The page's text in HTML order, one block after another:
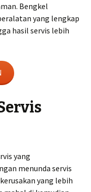
Bengkel
yang lengkap
hasil servis lebih
yang
menunda servis
yang lebih